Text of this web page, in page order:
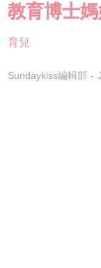
教育博士
育兒
Sundaykiss編輯部